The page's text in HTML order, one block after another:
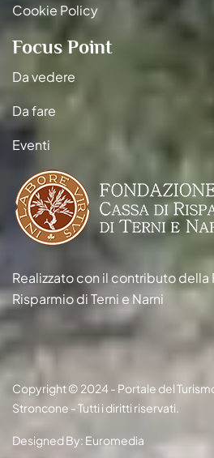
Cookie Policy
Focus Point
Da vedere
Da fare
Eventi
Realizzato con il contributo della
Risparmio di Terni e Narni
Copyright © 2024 - Portale del
Stroncone - Tutti i diritti riservati.
Designed By: Euromedia